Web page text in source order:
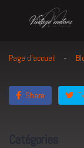
Page d'accueil
Share
Catégories